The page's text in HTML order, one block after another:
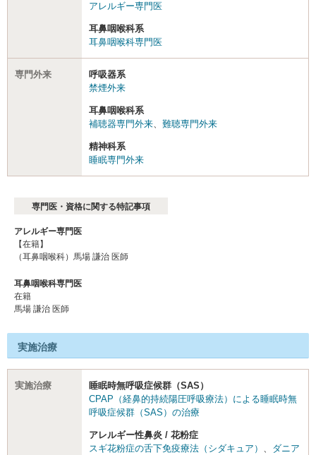
アレルギー専門医
耳鼻咽喉科系
耳鼻咽喉科専門医
専門外来
呼吸器系
禁煙外来
耳鼻咽喉科系
補聴器専門外来
難聴専門外来
精神科系
睡眠専門外来
専門医・資格に関する特記事項
アレルギー専門医
【在籍】
（耳鼻咽喉科）馬場 謙治 医師
耳鼻咽喉科専門医
在籍
馬場 謙治 医師
実施治療
実施治療
睡眠時無呼吸症候群（SAS）
CPAP（経鼻的持続陽圧呼吸療法）による睡眠時無
呼吸症候群（SAS）の治療
アレルギー性鼻炎 / 花粉症
スギ花粉症の舌下免疫療法（シダキュア）
ダニア